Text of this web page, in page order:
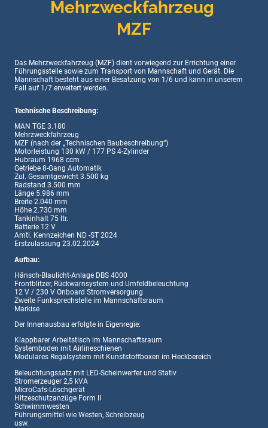
Mehrzweckfahrzeug
MZF
Das Mehrzweckfahrzeug (MZF) dient vorwiegend zur Errichtung einer
Führungsstelle sowie zum Transport von Mannschaft und Gerät. Die
Mannschaft besteht aus einer Besatzung von 1/6 und kann in unserem
Fall auf 1/7 erweitert werden.
Technische Beschreibung:
MAN TGE 3.180
Mehrzweckfahrzeug
MZF (nach der „Technischen Baubeschreibung“)
Motorleistung 130 kW / 177 PS 4-Zylinder
Hubraum 1968 ccm
Getriebe 8-Gang Automatik
Zul. Gesamtgewicht 3.500 kg
Radstand 3.500 mm
Länge 5.986 mm
Breite 2.040 mm
Höhe 2.730 mm
Tankinhalt 75 ltr.
Batterie 12 V
Amtl. Kennzeichen ND -ST 2024
Erstzulassung 23.02.2024
Aufbau:
Hänsch-Blaulicht-Anlage DBS 4000
Frontblitzer, Rückwarnsystem und Umfeldbeleuchtung
12 V / 230 V Onboard Stromversorgung
Zweite Funksprechstelle im Mannschaftsraum
Markise
Der Innenausbau erfolgte in Eigenregie:
Klappbarer Arbeitstisch im Mannschaftsraum
Systemboden mit Airlineschienen
Modulares Regalsystem mit Kunststoffboxen im Heckbereich
Beleuchtungssatz mit LED-Scheinwerfer und Stativ
Stromerzeuger 2,5 kVA
MicroCafs-Löschgerät
Hitzeschutzanzüge Form II
Schwimmwesten
Führungsmittel wie Westen, Schreibzeug
usw.